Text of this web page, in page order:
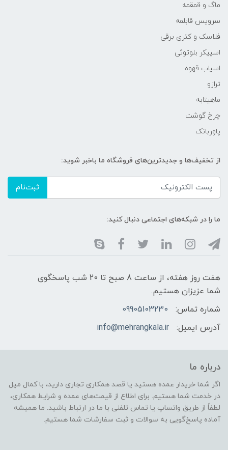
ماگ و قمقمه
سرویس قابلمه
فلاسک و کتری برقی
اسپیکر بلوتوثی
اسیاب قهوه
ترازو
ماهیتابه
چرخ گوشت
پاوربانک
از تخفیف‌ها و جدیدترین‌های فروشگاه ما باخبر شوید:
ثبت‌نام
ما را در شبکه‌های اجتماعی دنبال کنید:
هفت روز هفته، از ساعت 8 صبح تا 20 شب پاسخگوی
شما عزیزان هستیم.
شماره تماس:
09905103230
آدرس ایمیل:
info@mehrangkala.ir
درباره ما
اگر شما خریدار عمده هستید یا قصد همکاری تجاری دارید، با کمال میل
در خدمت شما هستیم. برای اطلاع از قیمت‌های عمده و شرایط همکاری،
لطفاً از طریق واتساپ یا تماس تلفنی با ما در ارتباط باشید. ما همیشه
آماده پاسخ‌گویی به سوالات و ثبت سفارشات شما هستیم.